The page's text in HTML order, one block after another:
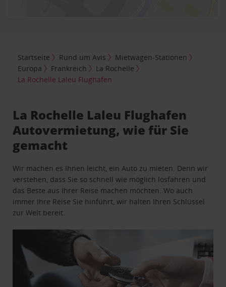
Startseite Rund um Avis
Mietwagen-Stationen
Europa
Frankreich
La Rochelle
La Rochelle Laleu Flughafen
La Rochelle Laleu Flughafen
Autovermietung, wie für Sie
gemacht
Wir machen es Ihnen leicht, ein Auto zu mieten. Denn wir
verstehen, dass Sie so schnell wie möglich losfahren und
das Beste aus Ihrer Reise machen möchten. Wo auch
immer Ihre Reise Sie hinführt, wir halten Ihren Schlüssel
zur Welt bereit.